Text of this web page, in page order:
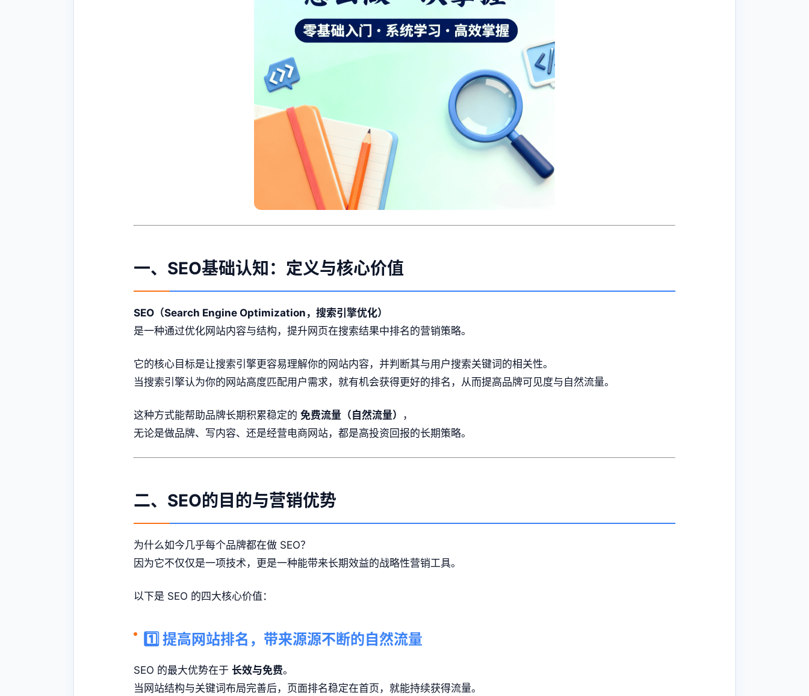
一、SEO基础认知：定义与核心价值
SEO（Search Engine Optimization，搜索引擎优化）
是一种通过优化网站内容与结构，提升网页在搜索结果中排名的营销策略。
它的核心目标是让搜索引擎更容易理解你的网站内容，并判断其与用户搜索关键词的相关性。
当搜索引擎认为你的网站高度匹配用户需求，就有机会获得更好的排名，从而提高品牌可见度与自然流量。
这种方式能帮助品牌长期积累稳定的 免费流量（自然流量）
，
无论是做品牌、写内容、还是经营电商网站，都是高投资回报的长期策略。
二、SEO的目的与营销优势
为什么如今几乎每个品牌都在做 SEO？
因为它不仅仅是一项技术，更是一种能带来长期效益的战略性营销工具。
以下是 SEO 的四大核心价值：
1️⃣ 提高网站排名，带来源源不断的自然流量
SEO 的最大优势在于 长效与免费。
当网站结构与关键词布局完善后，页面排名稳定在首页，就能持续获得流量。